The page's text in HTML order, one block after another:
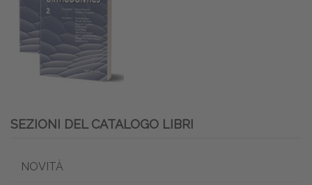
SEZIONI DEL CATALOGO LIBRI
NOVITÀ